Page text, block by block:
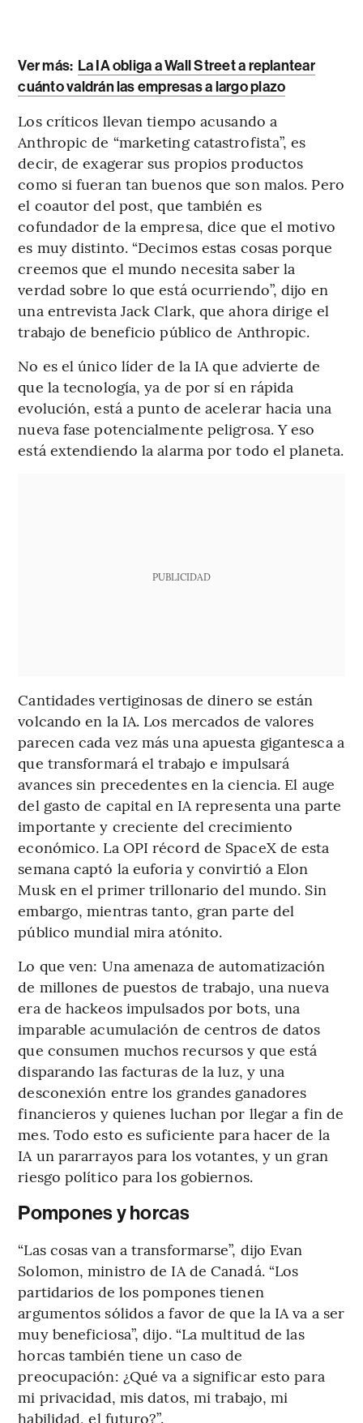
Ver más: La IA obliga a Wall Street a replantear
cuánto valdrán las empresas a largo plazo
Los críticos llevan tiempo acusando a
Anthropic de “marketing catastrofista”, es
decir, de exagerar sus propios productos
como si fueran tan buenos que son malos. Pero
el coautor del post, que también es
cofundador de la empresa, dice que el motivo
es muy distinto. “Decimos estas cosas porque
creemos que el mundo necesita saber la
verdad sobre lo que está ocurriendo”, dijo en
una entrevista Jack Clark, que ahora dirige el
trabajo de beneficio público de Anthropic.
No es el único líder de la IA que advierte de
que la tecnología, ya de por sí en rápida
evolución, está a punto de acelerar hacia una
nueva fase potencialmente peligrosa. Y eso
está extendiendo la alarma por todo el planeta.
PUBLICIDAD
Cantidades vertiginosas de dinero se están
volcando en la IA. Los mercados de valores
parecen cada vez más una apuesta gigantesca a
que transformará el trabajo e impulsará
avances sin precedentes en la ciencia. El auge
del gasto de capital en IA representa una parte
importante y creciente del crecimiento
económico. La OPI récord de SpaceX de esta
semana captó la euforia y convirtió a Elon
Musk en el primer trillonario del mundo. Sin
embargo, mientras tanto, gran parte del
público mundial mira atónito.
Lo que ven: Una amenaza de automatización
de millones de puestos de trabajo, una nueva
era de hackeos impulsados por bots, una
imparable acumulación de centros de datos
que consumen muchos recursos y que está
disparando las facturas de la luz, y una
desconexión entre los grandes ganadores
financieros y quienes luchan por llegar a fin de
mes. Todo esto es suficiente para hacer de la
IA un pararrayos para los votantes, y un gran
riesgo político para los gobiernos.
Pompones y horcas
“Las cosas van a transformarse”, dijo Evan
Solomon, ministro de IA de Canadá. “Los
partidarios de los pompones tienen
argumentos sólidos a favor de que la IA va a ser
muy beneficiosa”, dijo. “La multitud de las
horcas también tiene un caso de
preocupación: ¿Qué va a significar esto para
mi privacidad, mis datos, mi trabajo, mi
habilidad, el futuro?”.